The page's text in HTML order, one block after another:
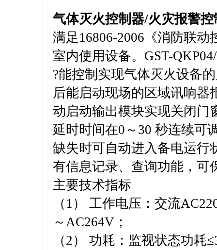
气体灭火控制器/火灾报警
满足16806-2006《消防联
室内使用设备。GST-
?能控制实现气体灭火设备
后能启动现场的区域讯响器
动启动输出模块实现关闭门
延时时间在0～30 秒连续可
缺失时可自动进入备电运行
有信息记录、查询功能，可
主要技术指标
（1） 工作电压：交流
～AC264V；
（2） 功耗：监视状态功耗